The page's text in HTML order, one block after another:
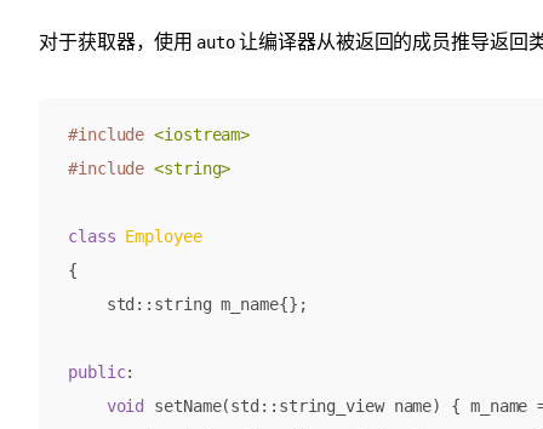
对于获取器，使用 auto 让编译器从被返回的成员推导返回
#include <iostream>
#include <string>
class Employee
{
std :: string m_name{};
public:
void
setName(std :: string_view name) { m_name